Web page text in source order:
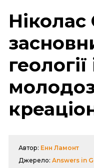
Ніколас
геології
Автор: Енн Ламонт
Джерело: Answers in